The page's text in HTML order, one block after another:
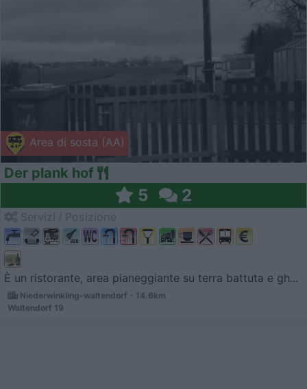
Area di sosta (AA)
Der plank hof
5 2
È un ristorante, area pianeggiante su terra battuta e gh...
Niederwinkling-waltendorf - 14.6km
Waltendorf 19